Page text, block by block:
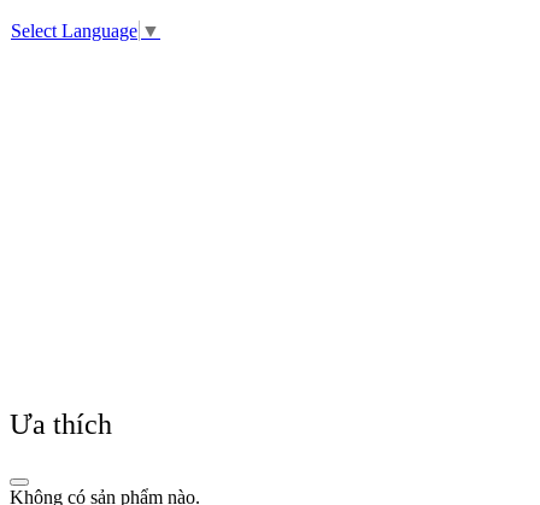
Select Language ▼
Ưa thích
Không có sản phẩm nào.